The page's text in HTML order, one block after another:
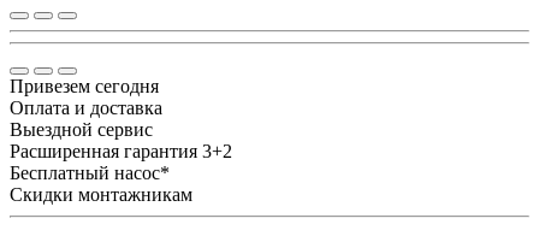
Привезем сегодня
Оплата и доставка
Выездной сервис
Расширенная гарантия 3+2
Бесплатный насос*
Скидки монтажникам